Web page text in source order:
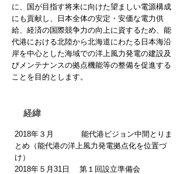
に、国が目指す将来に向けた望ましい電源構成
にも貢献し、日本全体の安定・安価な電力供
給、経済の国際競争力の向上に資するため、能
代港における北陸から北海道にわたる日本海沿
岸を中心とした海域での洋上風力発電の建設及
びメンテナンスの拠点機能等の整備を促進する
ことを目的とします。
経緯
2018年３月 能代港ビジョン中間とりま
とめ（能代港の洋上風力発電拠点化を位置づ
け）
2018年５月31日 第１回設立準備会